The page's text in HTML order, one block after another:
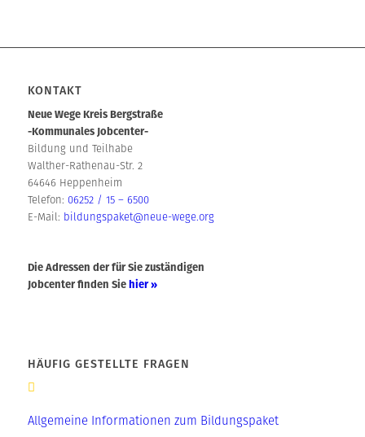
KONTAKT
Neue Wege Kreis Bergstraße
-Kommunales Jobcenter-
Bildung und Teilhabe
Walther-Rathenau-Str. 2
64646 Heppenheim
Telefon: 06252 / 15 – 6500
E-Mail: bildungspaket@neue-wege.org
Die Adressen der für Sie zuständigen
Jobcenter finden Siehier »
HÄUFIG GESTELLTE FRAGEN
Allgemeine Informationen zum Bildungspaket